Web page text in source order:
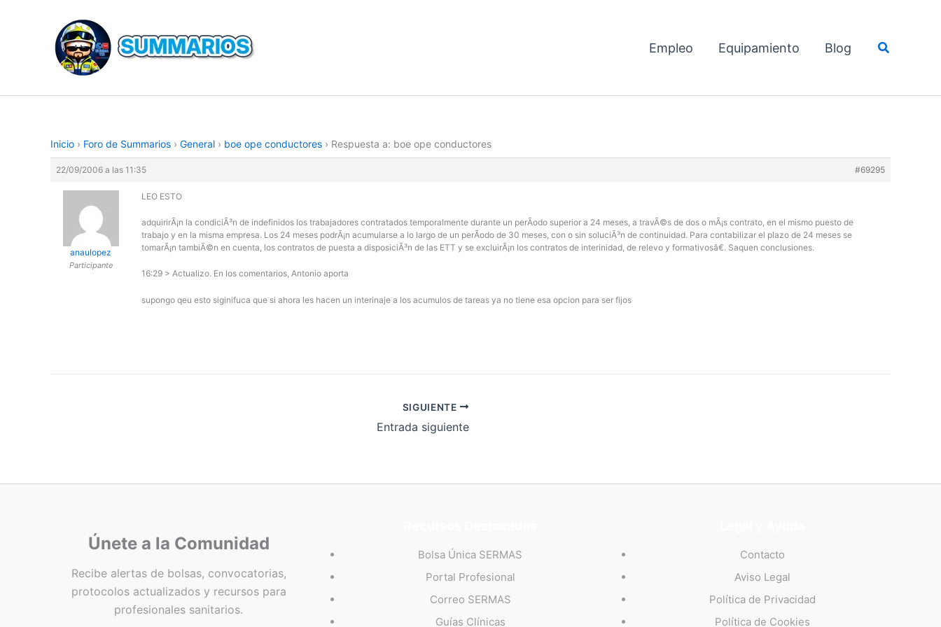
contenido
Empleo Equipamiento Blog Buscar
Inicio › Foro de Summarios › General › boe ope conductores › Respuesta a: boe ope conductores
22/09/2006 a las 11:35 #69295
anaulopez
Participante
LEO ESTO
adquirirÃ¡n la condiciÃ³n de indefinidos los trabajadores contratados temporalmente durante un perÃ­odo superior a 24 meses, a travÃ©s de dos o mÃ¡s contrato, en el mismo puesto de
trabajo y en la misma empresa. Los 24 meses podrÃ¡n acumularse a lo largo de un perÃ­odo de 30 meses, con o sin soluciÃ³n de continuidad. Para contabilizar el plazo de 24 meses se
tomarÃ¡n tambiÃ©n en cuenta, los contratos de puesta a disposiciÃ³n de las ETT y se excluirÃ¡n los contratos de interinidad, de relevo y formativosâ€. Saquen conclusiones.
16:29 > Actualizo. En los comentarios, Antonio aporta
supongo qeu esto siginifuca que si ahora les hacen un interinaje a los acumulos de tareas ya no tiene esa opcion para ser fijos
SIGUIENTE
Entrada siguiente
Únete a la Comunidad
Recibe alertas de bolsas, convocatorias,
protocolos actualizados y recursos para
profesionales sanitarios.
Bolsa Única SERMAS
Portal Profesional
Correo SERMAS
Guías Clínicas
Contacto
Aviso Legal
Política de Privacidad
Política de Cookies